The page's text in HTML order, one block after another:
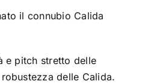
il connubio Calida
e pitch stretto delle
delle Calida.